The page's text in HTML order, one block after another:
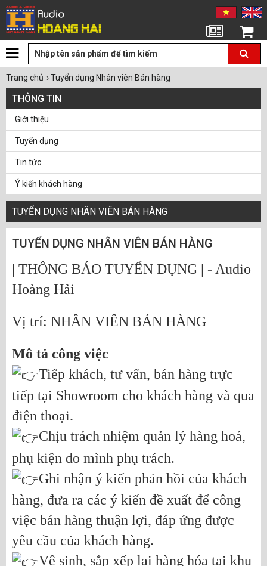
Giỏ hàng
Trang chủ ›Tuyển dụng Nhân viên Bán hàng
THÔNG TIN
Giới thiệu
Tuyển dụng
Tin tức
Ý kiến khách hàng
Chính sách bảo mật thông tin
Liên hệ
TUYỂN DỤNG NHÂN VIÊN BÁN HÀNG
TUYỂN DỤNG NHÂN VIÊN BÁN HÀNG
| THÔNG BÁO TUYỂN DỤNG | - Audio
Hoàng Hải
Vị trí: NHÂN VIÊN BÁN HÀNG
Mô tả công việc
Tiếp khách, tư vấn, bán hàng trực
tiếp tại Showroom cho khách hàng và qua
điện thoại.
Chịu trách nhiệm quản lý hàng hoá,
phụ kiện do mình phụ trách.
Ghi nhận ý kiến phản hồi của khách
hàng, đưa ra các ý kiến đề xuất để công
việc bán hàng thuận lợi, đáp ứng được
yêu cầu của khách hàng.
Vệ sinh, sắp xếp lại hàng hóa tại khu